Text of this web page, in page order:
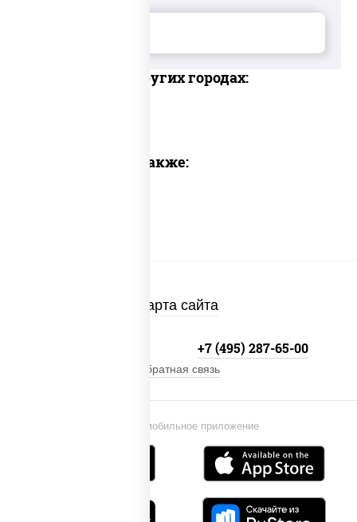
Доставка в других городах:
Предлагаем также:
Карта сайта
Установи мобильное приложение
+7 (495) 287-65-00
Обратная связь